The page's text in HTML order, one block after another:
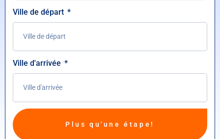
Ville de départ
Ville d'arrivée
Plus qu'une étape!